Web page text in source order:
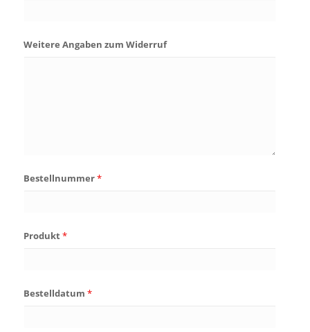
Weitere Angaben zum Widerruf
Bestellnummer*
Produkt*
Bestelldatum *